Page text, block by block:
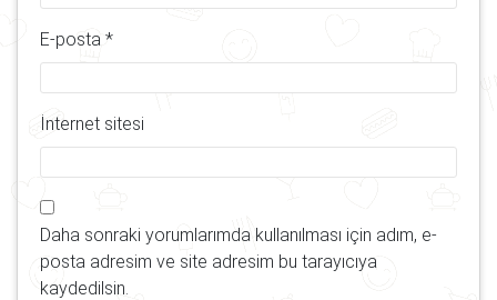
E-posta *
İnternet sitesi
Daha sonraki yorumlarımda kullanılması için adım, e-
posta adresim ve site adresim bu tarayıcıya
kaydedilsin.